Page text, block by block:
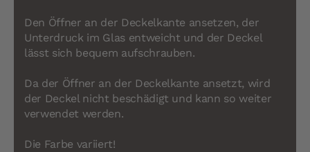
Den Öffner an der Deckelkante ansetzen, der
Unterdruck im Glas entweicht und der Deckel
lässt sich bequem aufschrauben.
Da der Öffner an der Deckelkante ansetzt, wird
der Deckel nicht beschädigt und kann so weiter
verwendet werden.
Die Farbe variiert!